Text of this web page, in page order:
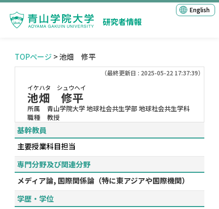
研究者情報
English
TOPページ > 池畑 修平
（最終更新日 : 2025-05-22 17:37:39）
イケハタ シュウヘイ
池畑 修平
所属
青山学院大学 地球社会共生学部 地球社会共生学科
職種
教授
基幹教員
主要授業科目担当
専門分野及び関連分野
メディア論, 国際関係論（特に東アジアや国際機関）
学歴・学位